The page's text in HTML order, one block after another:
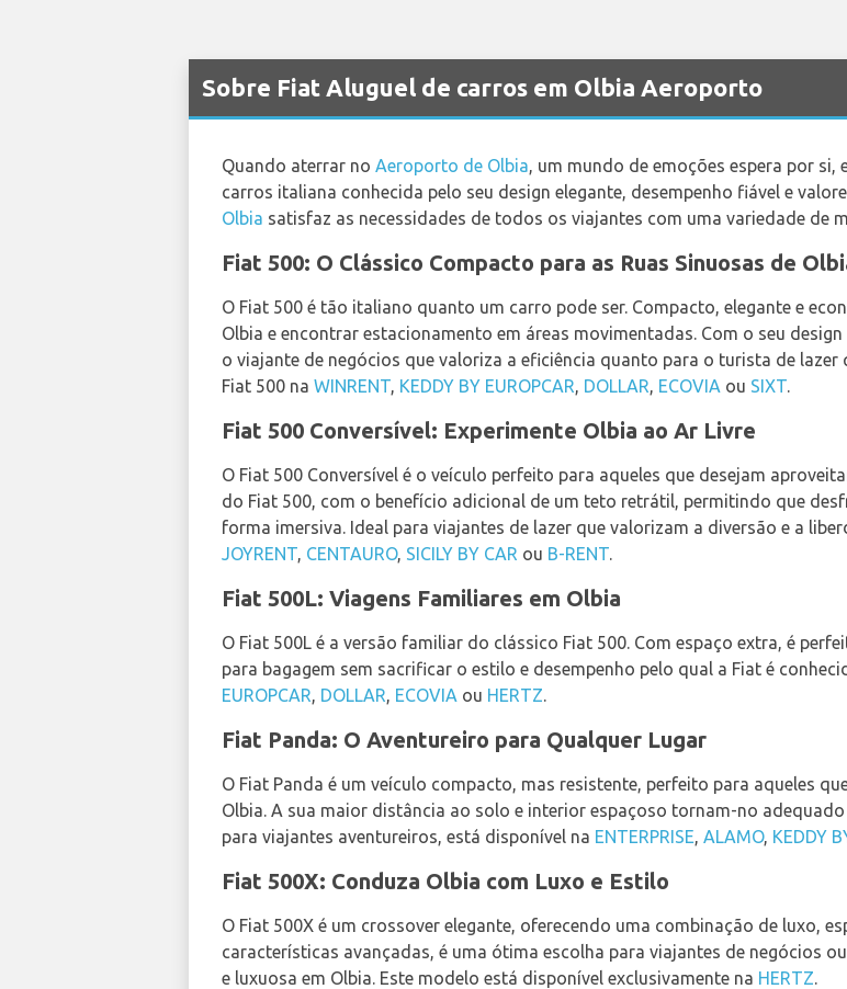
Sobre Fiat Aluguel de carros em Olbia Aeroporto
Quando aterrar no Aeroporto de Olbia, um mundo de emoções espera por si,
carros italiana conhecida pelo seu design elegante, desempenho fiável e
Olbia satisfaz as necessidades de todos os viajantes com uma variedade de
Fiat 500: O Clássico Compacto para as Ruas Sinuosas de
O Fiat 500 é tão italiano quanto um carro pode ser. Compacto, elegante e
Olbia e encontrar estacionamento em áreas movimentadas. Com o seu
o viajante de negócios que valoriza a eficiência quanto para o turista de
Fiat 500 na WINRENT, KEDDY BY EUROPCAR, DOLLAR, ECOVIA ou SIXT.
Fiat 500 Conversível: Experimente Olbia ao Ar Livre
O Fiat 500 Conversível é o veículo perfeito para aqueles que desejam
do Fiat 500, com o benefício adicional de um teto retrátil, permitindo que
forma imersiva. Ideal para viajantes de lazer que valorizam a diversão e a
JOYRENT, CENTAURO, SICILY BY CAR ou B-RENT.
Fiat 500L: Viagens Familiares em Olbia
O Fiat 500L é a versão familiar do clássico Fiat 500. Com espaço extra, é
para bagagem sem sacrificar o estilo e desempenho pelo qual a Fiat é
EUROPCAR, DOLLAR, ECOVIA ou HERTZ.
Fiat Panda: O Aventureiro para Qualquer Lugar
O Fiat Panda é um veículo compacto, mas resistente, perfeito para aqueles
Olbia. A sua maior distância ao solo e interior espaçoso tornam-no
para viajantes aventureiros, está disponível na ENTERPRISE, ALAMO, KEDDY
Fiat 500X: Conduza Olbia com Luxo e Estilo
O Fiat 500X é um crossover elegante, oferecendo uma combinação de luxo,
características avançadas, é uma ótima escolha para viajantes de negócios
e luxuosa em Olbia. Este modelo está disponível exclusivamente na HERTZ.